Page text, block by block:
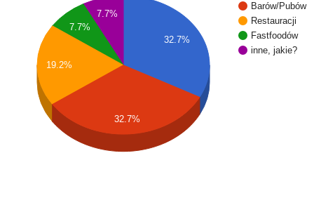
Barów/Pubów
Restauracji
Fastfoodów
inne, jakie?
32.7%
7.7%
7.7%
19.2%
32.7%